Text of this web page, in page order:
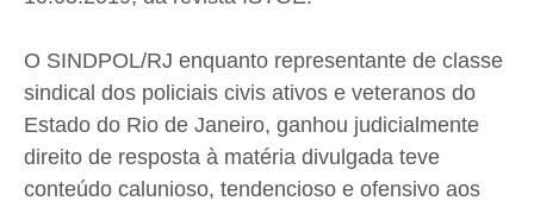
O SINDPOL/RJ enquanto representante de classe
sindical dos policiais civis ativos e veteranos do
Estado do Rio de Janeiro, ganhou judicialmente
direito de resposta à matéria divulgada teve
conteúdo calunioso, tendencioso e ofensivo aos